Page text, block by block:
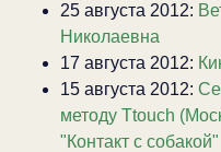
25 августа 2012:
Николаевна
17 августа 2012:
15 августа 2012:
методу Ttouch
"Контакт с собакой"